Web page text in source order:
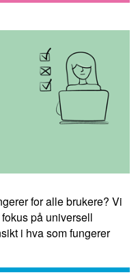
for alle brukere? Vi
på universell
i hva som fungerer